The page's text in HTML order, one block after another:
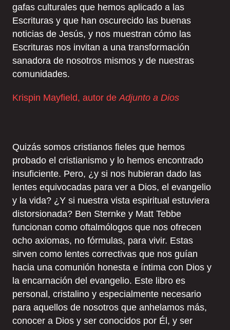
gafas culturales que hemos aplicado a las
Escrituras y que han oscurecido las buenas
noticias de Jesús, y nos muestran cómo las
Escrituras nos invitan a una transformación
sanadora de nosotros mismos y de nuestras
comunidades.
Krispin Mayfield, autor deAdjunto a Dios
Quizás somos cristianos fieles que hemos
probado el cristianismo y lo hemos encontrado
insuficiente. Pero, ¿y si nos hubieran dado las
lentes equivocadas para ver a Dios, el evangelio
y la vida? ¿Y si nuestra vista espiritual estuviera
distorsionada? Ben Sternke y Matt Tebbe
funcionan como oftalmólogos que nos ofrecen
ocho axiomas, no fórmulas, para vivir. Estas
sirven como lentes correctivas que nos guían
hacia una comunión honesta e íntima con Dios y
la encarnación del evangelio. Este libro es
personal, cristalino y especialmente necesario
para aquellos de nosotros que anhelamos más,
conocer a Dios y ser conocidos por Él, y ser